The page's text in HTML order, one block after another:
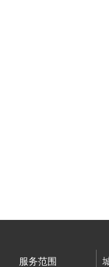
服务范围